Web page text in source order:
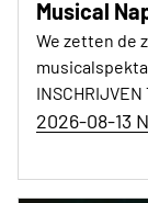
Musical
We zetten de
2026-08-13